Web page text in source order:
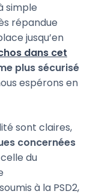
simple
répandue
jusqu’en
dans cet
plus sécurisé
espérons en
sont claires,
concernées
du
à la PSD2,